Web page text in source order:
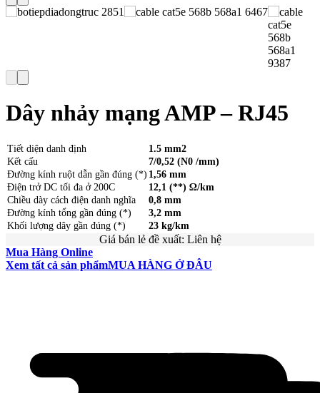
Dây nhảy mạng AMP – RJ45
Tiết diện danh định
1.5 mm2
Kết cấu
7/0,52 (N0 /mm)
Đường kính ruột dẫn gần đúng (*) 1,56 mm
Điện trở DC tối đa ở 200C
12,1 (**) Ω/km
Chiều dày cách điện danh nghĩa
0,8 mm
Đường kính tổng gần đúng (*)
3,2 mm
Khối lượng dây gần đúng (*)
23 kg/km
Giá bán lẻ đề xuất: Liên hệ
Mua Hàng Online
Xem tất cả sản phẩmMUA HÀNG Ở ĐÂU